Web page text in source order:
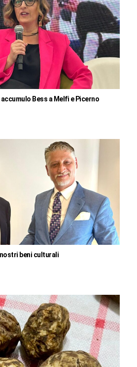
Bess a Melfi e Picerno
beni culturali